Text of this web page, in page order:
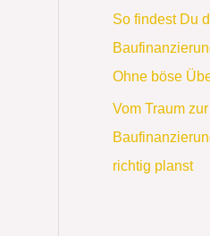
So findest Du
Ohne böse
Vom Traum
richtig planst